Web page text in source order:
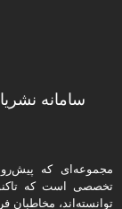
سامانه
مجموعه‌ای که
تخصصی است که
توانسته‌اند، مخاطبان